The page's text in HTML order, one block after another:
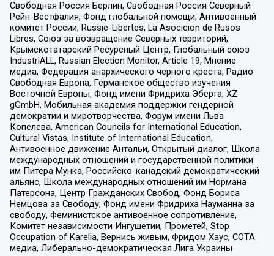
Свободная Россия Берлин, Свободная Россия Северный
Рейн-Вестфалия, Фонд глобальной помощи, Антивоенный
комитет России, Russie-Libertes, La Asocicion de Rusos
Libres, Союз за возвращение Северных территорий,
Крымскотатарский Ресурсный Центр, Глобальный союз
IndustriALL, Russian Election Monitor, Article 19, Мнение
медиа, Федерация анархического черного креста, Радио
Свободная Европа, Германское общество изучения
Восточной Европы, Фонд имени Фридриха Эберта, XZ
gGmbH, Мобильная академия поддержки гендерной
демократии и миротворчества, Форум имени Льва
Копелева, American Councils for International Education,
Cultural Vistas, Institute of International Education,
Антивоенное движение Антальи, Открытый диалог, Школа
международных отношений и государственной политики
им Питера Мунка, Российско-канадский демократический
альянс, Школа международных отношений им Нормана
Патерсона, Центр Гражданских Свобод, Фонд Бориса
Немцова за Свободу, Фонд имени Фридриха Науманна за
свободу, Феминистское антивоенное сопротивление,
Комитет независимости Ингушетии, Прометей, Stop
Occupation of Karelia, Вернись живым, Фридом Хаус, СОТА
медиа, Либерально-демократическая Лига Украины